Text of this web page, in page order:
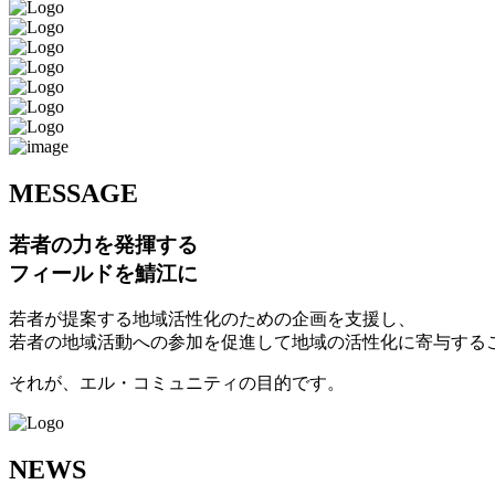
MESSAGE
若者の力を発揮する
フィールドを鯖江に
若者が提案する地域活性化のための企画を支援し、
若者の地域活動への参加を促進して地域の活性化に寄与する
それが、エル・コミュニティの目的です。
NEWS